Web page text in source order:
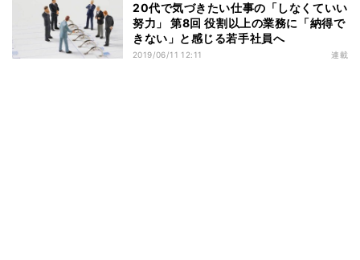
20代で気づきたい仕事の「しなくていい
努力」 第8回 役割以上の業務に「納得で
きない」と感じる若手社員へ
2019/06/11 12:11 連載